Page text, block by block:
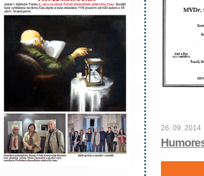
26. 09. 2014